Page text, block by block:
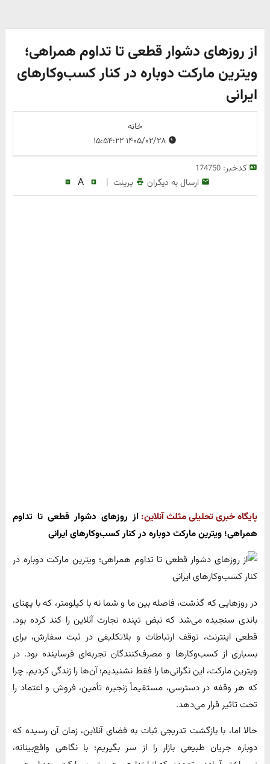
از روزهای دشوار قطعی تا تداوم همراهی؛
ویترین مارکت دوباره در کنار کسب‌وکارهای
ایرانی
خانه
۱۴۰۵/۰۲/۲۸ ۱۵:۵۴:۲۲
کدخبر:174750
ارسال به دیگران پرینت |
A
پایگاه خبری تحلیلی مثلث آنلاین: از روزهای دشوار قطعی تا تداوم
همراهی؛ ویترین مارکت دوباره در کنار کسب‌وکارهای ایرانی
در روزهایی که گذشت، فاصله بین ما و شما نه با کیلومتر، که با پهنای
باندی سنجیده می‌شد که نبض تپنده تجارت آنلاین را کند کرده بود.
قطعی اینترنت، توقف ارتباطات و بلاتکلیفی در ثبت سفارش، برای
بسیاری از کسب‌وکارها و مصرف‌کنندگان تجربه‌ای فرساینده بود. در
ویترین مارکت، این نگرانی‌ها را فقط نشنیدیم؛ آن‌ها را زندگی کردیم. چرا
که هر وقفه در دسترسی، مستقیماً زنجیره تأمین، فروش و اعتماد را
تحت تاثیر قرار می‌دهد.
حالا اما، با بازگشت تدریجی ثبات به فضای آنلاین، زمان آن رسیده که
دوباره جریان طبیعی بازار را از سر بگیریم؛ با نگاهی واقع‌بینانه،